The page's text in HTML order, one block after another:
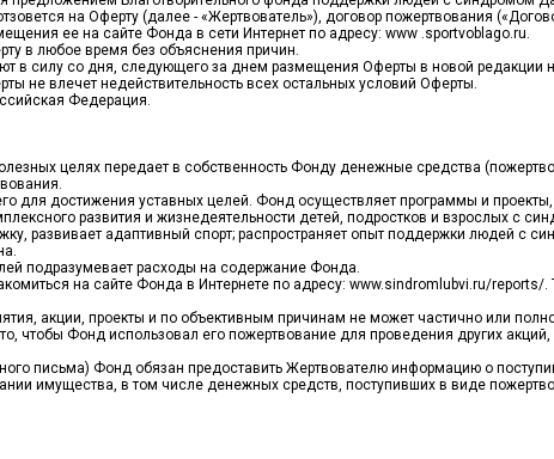
на Оферту (далее - «Жертвователь»), договор пожертвования
ее на сайте Фонда в сети Интернет по адресу: www .sportvoblago.ru.
в любое время без объяснения причин.
в силу со дня, следующего за днем размещения Оферты в новой редакции
не влечет недействительность всех остальных условий Оферты.
Федерация.
целях передает в собственность Фонду денежные средства
для достижения уставных целей. Фонд осуществляет программы и
развития и жизнедеятельности детей, подростков и взрослых с
развивает адаптивный спорт; распространяет опыт поддержки людей с
подразумевает расходы на содержание Фонда.
на сайте Фонда в Интернете по адресу: www.sindromlubvi.ru/
акции, проекты и по объективным причинам не может частично или
чтобы Фонд использовал его пожертвование для проведения других акций,
письма) Фонд обязан предоставить Жертвователю информацию о
имущества, в том числе денежных средств, поступивших в виде